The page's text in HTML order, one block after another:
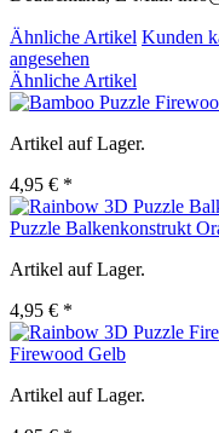
Ähnliche Artikel Kunden
angesehen
Ähnliche Artikel
Artikel auf Lager.
4,95 € *
Puzzle Balkenkonstrukt
Artikel auf Lager.
4,95 € *
Firewood Gelb
Artikel auf Lager.